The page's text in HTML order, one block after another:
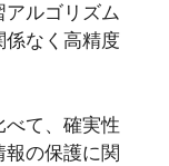
アルゴリズム
係なく高精度
て、確実性
報の保護に関